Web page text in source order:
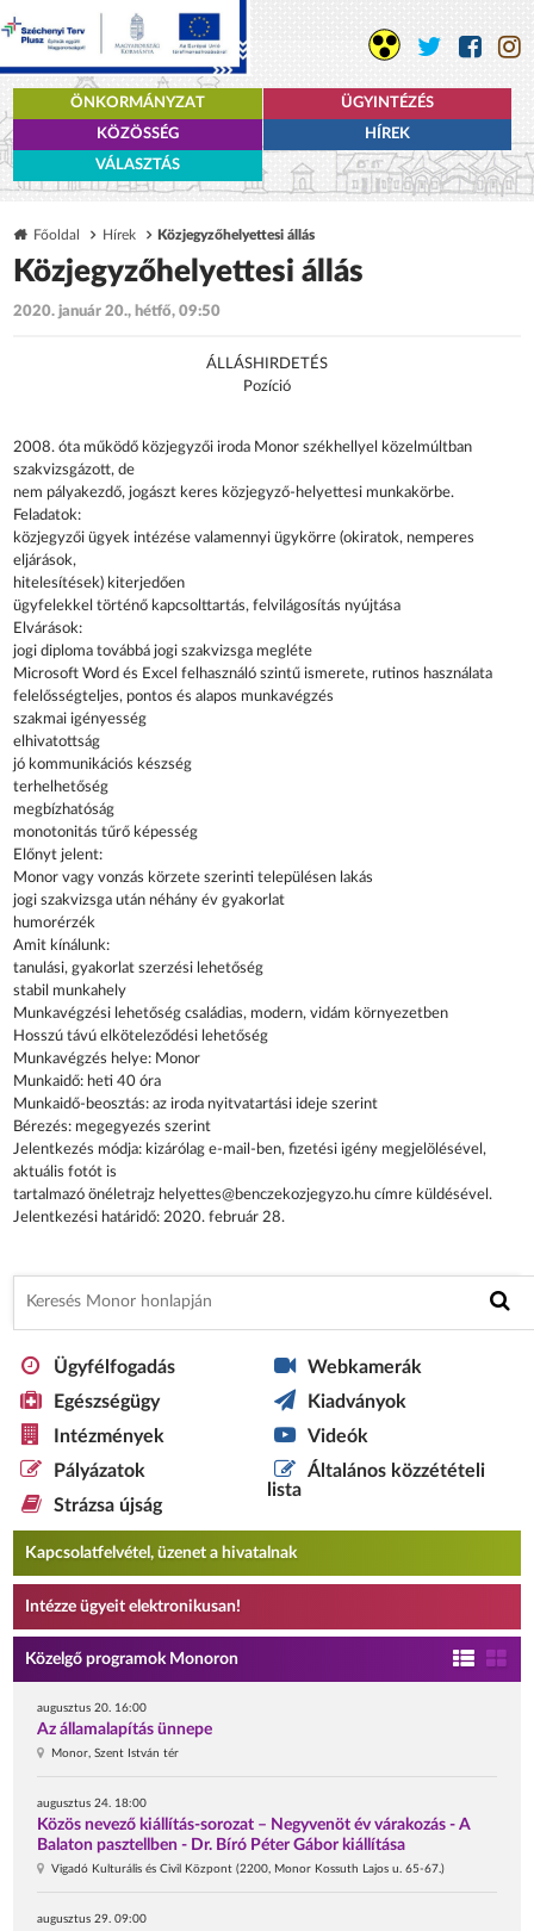
ÖNKORMÁNYZAT
ÜGYINTÉZÉS
KÖZÖSSÉG
HÍREK
VÁLASZTÁS
Főoldal Hírek Közjegyzőhelyettesi állás
Közjegyzőhelyettesi állás
2020. január 20., hétfő, 09:50
ÁLLÁSHIRDETÉS
Pozíció
2008. óta működő közjegyzői iroda Monor székhellyel közelmúltban
szakvizsgázott, de
nem pályakezdő, jogászt keres közjegyző-helyettesi munkakörbe.
Feladatok:
közjegyzői ügyek intézése valamennyi ügykörre (okiratok, nemperes
eljárások,
hitelesítések) kiterjedően
ügyfelekkel történő kapcsolttartás, felvilágosítás nyújtása
Elvárások:
jogi diploma továbbá jogi szakvizsga megléte
Microsoft Word és Excel felhasználó szintű ismerete, rutinos használata
felelősségteljes, pontos és alapos munkavégzés
szakmai igényesség
elhivatottság
jó kommunikációs készség
terhelhetőség
megbízhatóság
monotonitás tűrő képesség
Előnyt jelent:
Monor vagy vonzás körzete szerinti településen lakás
jogi szakvizsga után néhány év gyakorlat
humorérzék
Amit kínálunk:
tanulási, gyakorlat szerzési lehetőség
stabil munkahely
Munkavégzési lehetőség családias, modern, vidám környezetben
Hosszú távú elköteleződési lehetőség
Munkavégzés helye: Monor
Munkaidő: heti 40 óra
Munkaidő-beosztás: az iroda nyitvatartási ideje szerint
Bérezés: megegyezés szerint
Jelentkezés módja: kizárólag e-mail-ben, fizetési igény megjelölésével,
aktuális fotót is
tartalmazó önéletrajz helyettes@benczekozjegyzo.hu címre küldésével.
Jelentkezési határidő: 2020. február 28.
Ügyfélfogadás
Egészségügy
Intézmények
Pályázatok
Strázsa újság
Webkamerák
Kiadványok
Videók
Általános közzétételi
lista
Kapcsolatfelvétel, üzenet a hivatalnak
Intézze ügyeit elektronikusan!
Közelgő programok Monoron
augusztus 20. 16:00
Az államalapítás ünnepe
Monor, Szent István tér
augusztus 24. 18:00
Közös nevező kiállítás-sorozat – Negyvenöt év várakozás - A
Balaton pasztellben - Dr. Bíró Péter Gábor kiállítása
Vigadó Kulturális és Civil Központ (2200, Monor Kossuth Lajos u. 65-67.)
augusztus 29. 09:00